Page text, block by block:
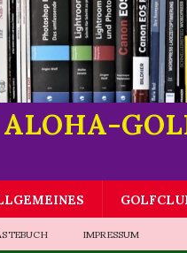
IMPRESSUM